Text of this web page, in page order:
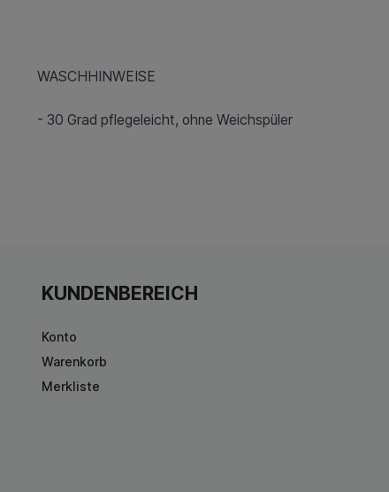
WASCHHINWEISE
- 30 Grad pflegeleicht, ohne Weichspüler
KUNDENBEREICH
Konto
Warenkorb
Merkliste